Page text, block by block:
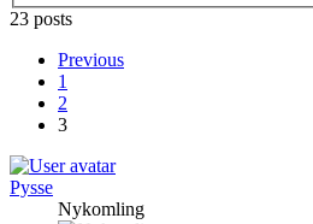
23 posts
Previous
1
2
3
Pysse
Nykomling